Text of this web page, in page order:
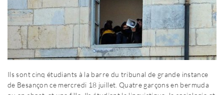
Ils sont cinq étudiants à la barre du tribunal de grande instance
de Besançon ce mercredi 18 juillet. Quatre garçons en bermuda